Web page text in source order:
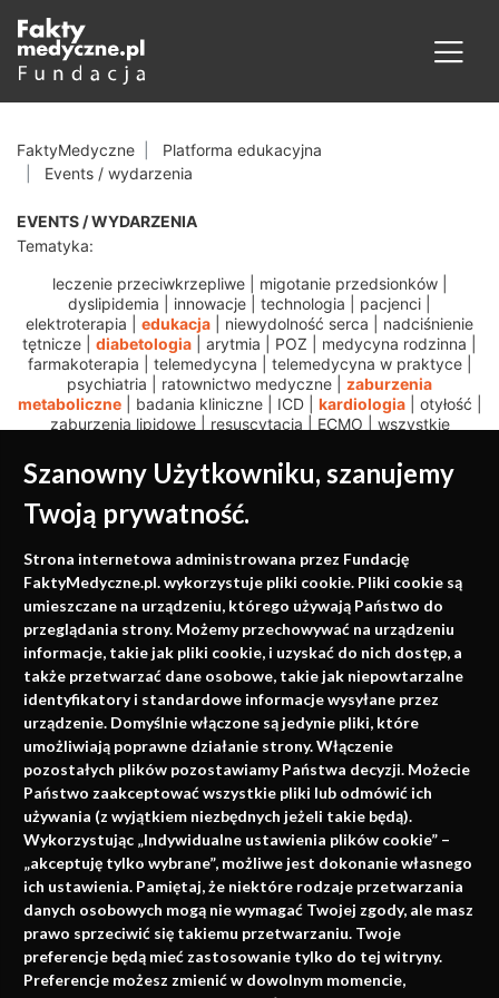
Szanowny Użytkowniku, szanujemy
Twoją prywatność.
Strona internetowa administrowana przez Fundację
FaktyMedyczne.pl. wykorzystuje pliki cookie. Pliki cookie są
umieszczane na urządzeniu, którego używają Państwo do
przeglądania strony. Możemy przechowywać na urządzeniu
informacje, takie jak pliki cookie, i uzyskać do nich dostęp, a
także przetwarzać dane osobowe, takie jak niepowtarzalne
identyfikatory i standardowe informacje wysyłane przez
urządzenie. Domyślnie włączone są jedynie pliki, które
umożliwiają poprawne działanie strony. Włączenie
pozostałych plików pozostawiamy Państwa decyzji. Możecie
Państwo zaakceptować wszystkie pliki lub odmówić ich
używania (z wyjątkiem niezbędnych jeżeli takie będą).
Wykorzystując „Indywidualne ustawienia plików cookie” –
„akceptuję tylko wybrane”, możliwe jest dokonanie własnego
ich ustawienia. Pamiętaj, że niektóre rodzaje przetwarzania
danych osobowych mogą nie wymagać Twojej zgody, ale masz
prawo sprzeciwić się takiemu przetwarzaniu. Twoje
preferencje będą mieć zastosowanie tylko do tej witryny.
Preferencje możesz zmienić w dowolnym momencie,
FaktyMedyczne
Platforma edukacyjna
Events / wydarzenia
EVENTS / WYDARZENIA
Tematyka:
leczenie przeciwkrzepliwe| migotanie przedsionków|
dyslipidemia
innowacje technologia pacjenci
elektroterapia
edukacja niewydolność serca
nadciśnienie
tętnicze
diabetologia arytmia POZ medycyna rodzinna
farmakoterapia
telemedycyna telemedycyna w praktyce|
psychiatria
ratownictwo medyczne
zaburzenia
metaboliczne| badania kliniczne| ICD| kardiologia| otyłość
zaburzenia lipidowe| resuscytacja ECMO wszystkie
Medycyna oparta na
faktach
Konferencje, szkolenia, e-learning, wydawnictwo
Napisz do nas
info@faktymedyczne.pl
ul. Towarowa 2
43-460 Wisła